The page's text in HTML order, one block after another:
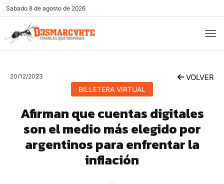
Sabado 8 de agosto de 2026
20/12/2023 VOLVER
BILLETERA VIRTUAL
Afirman que cuentas digitales
son el medio más elegido por
argentinos para enfrentar la
inflación